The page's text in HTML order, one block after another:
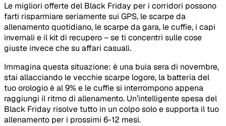
Le migliori offerte del Black Friday per i corridori possono
farti risparmiare seriamente sui GPS, le scarpe da
allenamento quotidiano, le scarpe da gara, le cuffie, i capi
invernali e il kit di recupero – se ti concentri sulle cose
giuste invece che su affari casuali.
Immagina questa situazione: è una buia sera di novembre,
stai allacciando le vecchie scarpe logore, la batteria del
tuo orologio è al 9% e le cuffie si interrompono appena
raggiungi il ritmo di allenamento. Un’intelligente spesa del
Black Friday risolve tutto in un colpo solo e supporta il tuo
allenamento per i prossimi 6-12 mesi.